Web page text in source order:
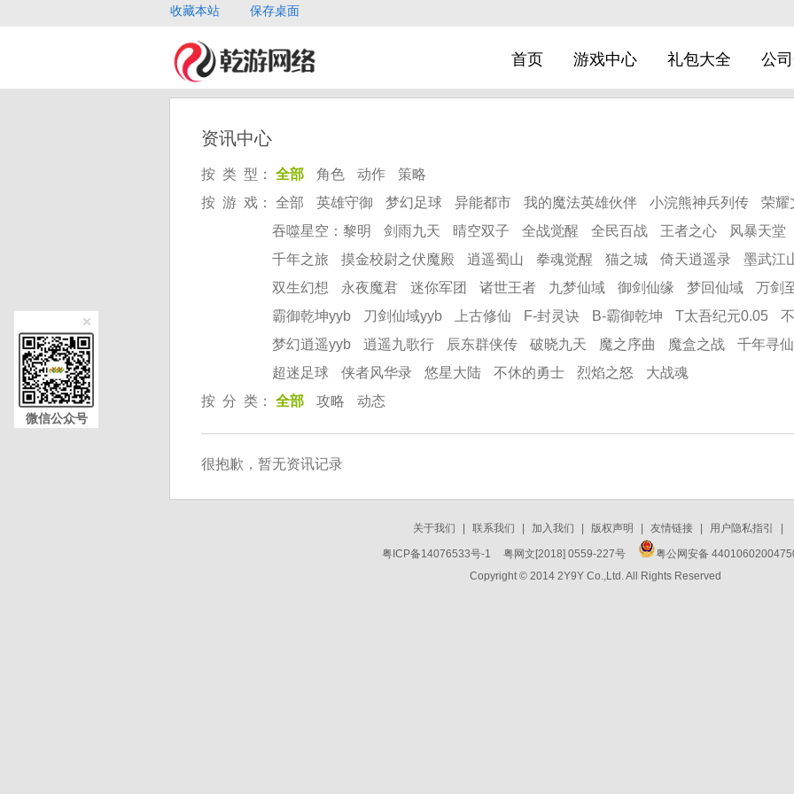
微信公众号
收藏本站 保存桌面
首页 游戏中心 礼包大全 公
资讯中心
按 类 型： 全部 角色 动作
策略
按 游 戏：
全部 英雄守御 梦幻足球 异能都市 我的魔法英雄伙伴 小浣熊神兵列传
荣耀
吞噬星空：黎明
剑雨九天 晴空双子 全战觉醒 全民百战 王者之心
风暴天堂
千年之旅
摸金校尉之伏魔殿 逍遥蜀山 拳魂觉醒 猫之城 倚天逍遥录
墨武江
双生幻想
永夜魔君 迷你军团 诸世王者 九梦仙域 御剑仙缘 梦回仙域
万剑
霸御乾坤yyb
刀剑仙域yyb 上古修仙 F-封灵诀 B-霸御乾坤 T太吾纪元0.05
梦幻逍遥yyb
逍遥九歌行 辰东群侠传 破晓九天 魔之序曲 魔盒之战
千年寻仙
超迷足球
侠者风华录 悠星大陆 不休的勇士 烈焰之怒
大战魂
按 分 类：
全部 攻略 动态
很抱歉，暂无资讯记录
关于我们 联系我们 加入我们 版权声明 友情链接 用户隐私指引
粤ICP备14076533号-1 粤网文[2018] 0559-227号
粤公网安备
Copyright © 2014 2Y9Y Co.,Ltd. All Rights Reserved